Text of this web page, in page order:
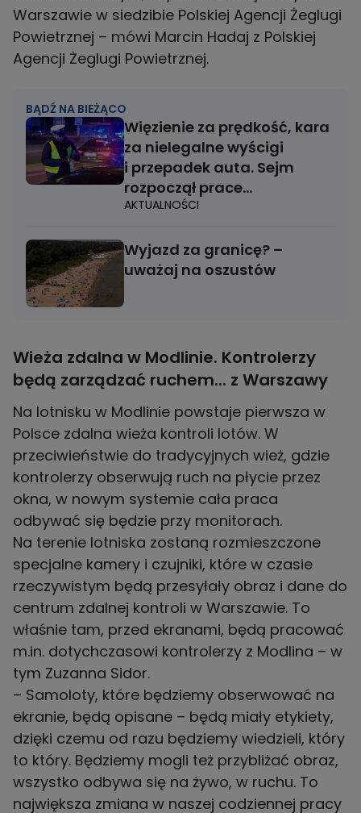
Warszawie w siedzibie Polskiej Agencji Żeglugi
Powietrznej – mówi Marcin Hadaj z Polskiej
Agencji Żeglugi Powietrznej.
BĄDŹ NA BIEŻĄCO
Więzienie za prędkość, kara
za nielegalne wyścigi
i przepadek auta. Sejm
rozpoczął prace
nad zaostrzeniem
AKTUALNOŚCI
Wyjazd za granicę? –
uważaj na oszustów
Wieża zdalna w Modlinie. Kontrolerzy
będą zarządzać ruchem... z Warszawy
Na lotnisku w Modlinie powstaje pierwsza w
Polsce zdalna wieża kontroli lotów. W
przeciwieństwie do tradycyjnych wież, gdzie
kontrolerzy obserwują ruch na płycie przez
okna, w nowym systemie cała praca
odbywać się będzie przy monitorach.
Na terenie lotniska zostaną rozmieszczone
specjalne kamery i czujniki, które w czasie
rzeczywistym będą przesyłały obraz i dane do
centrum zdalnej kontroli w Warszawie. To
właśnie tam, przed ekranami, będą pracować
m.in. dotychczasowi kontrolerzy z Modlina – w
tym Zuzanna Sidor.
– Samoloty, które będziemy obserwować na
ekranie, będą opisane – będą miały etykiety,
dzięki czemu od razu będziemy wiedzieli, który
to który. Będziemy mogli też przybliżać obraz,
wszystko odbywa się na żywo, w ruchu. To
największa zmiana w naszej codziennej pracy